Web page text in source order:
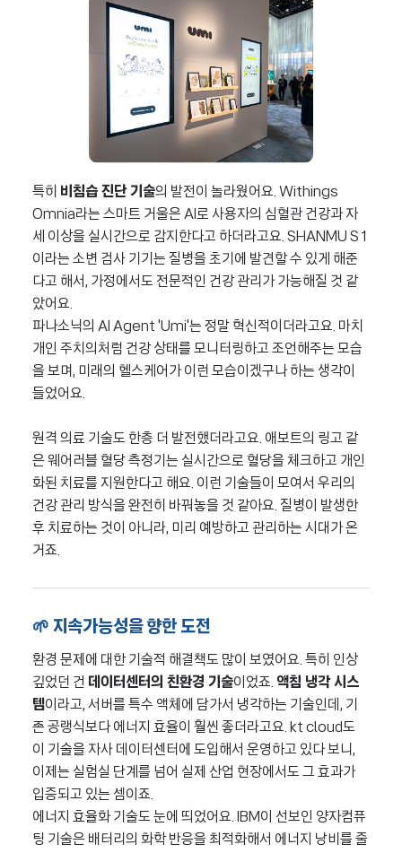
특히 비침습 진단 기술의 발전이 놀라웠어요. Withings
Omnia라는 스마트 거울은 AI로 사용자의 심혈관 건강과 자
세 이상을 실시간으로 감지한다고 하더라고요. SHANMU S1
이라는 소변 검사 기기는 질병을 초기에 발견할 수 있게 해준
다고 해서, 가정에서도 전문적인 건강 관리가 가능해질 것 같
았어요.
파나소닉의 AI Agent 'Umi'는 정말 혁신적이더라고요. 마치
개인 주치의처럼 건강 상태를 모니터링하고 조언해주는 모습
을 보며, 미래의 헬스케어가 이런 모습이겠구나 하는 생각이
들었어요.
원격 의료 기술도 한층 더 발전했더라고요. 애보트의 링고 같
은 웨어러블 혈당 측정기는 실시간으로 혈당을 체크하고 개인
화된 치료를 지원한다고 해요. 이런 기술들이 모여서 우리의
건강 관리 방식을 완전히 바꿔놓을 것 같아요. 질병이 발생한
후 치료하는 것이 아니라, 미리 예방하고 관리하는 시대가 온
거죠.
🌱 지속가능성을 향한 도전
환경 문제에 대한 기술적 해결책도 많이 보였어요. 특히 인상
깊었던 건 데이터센터의 친환경 기술이었죠. 액침 냉각 시스
템이라고, 서버를 특수 액체에 담가서 냉각하는 기술인데, 기
존 공랭식보다 에너지 효율이 훨씬 좋더라고요. kt cloud도
이 기술을 자사 데이터센터에 도입해서 운영하고 있다 보니,
이제는 실험실 단계를 넘어 실제 산업 현장에서도 그 효과가
입증되고 있는 셈이죠.
에너지 효율화 기술도 눈에 띄었어요. IBM이 선보인 양자컴퓨
팅 기술은 배터리의 화학 반응을 최적화해서 에너지 낭비를 줄